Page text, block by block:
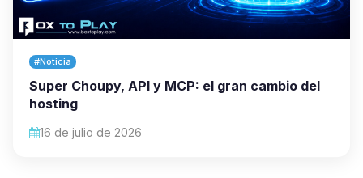
#Noticia
Super Choupy, API y MCP: el gran cambio del
hosting
16 de julio de 2026